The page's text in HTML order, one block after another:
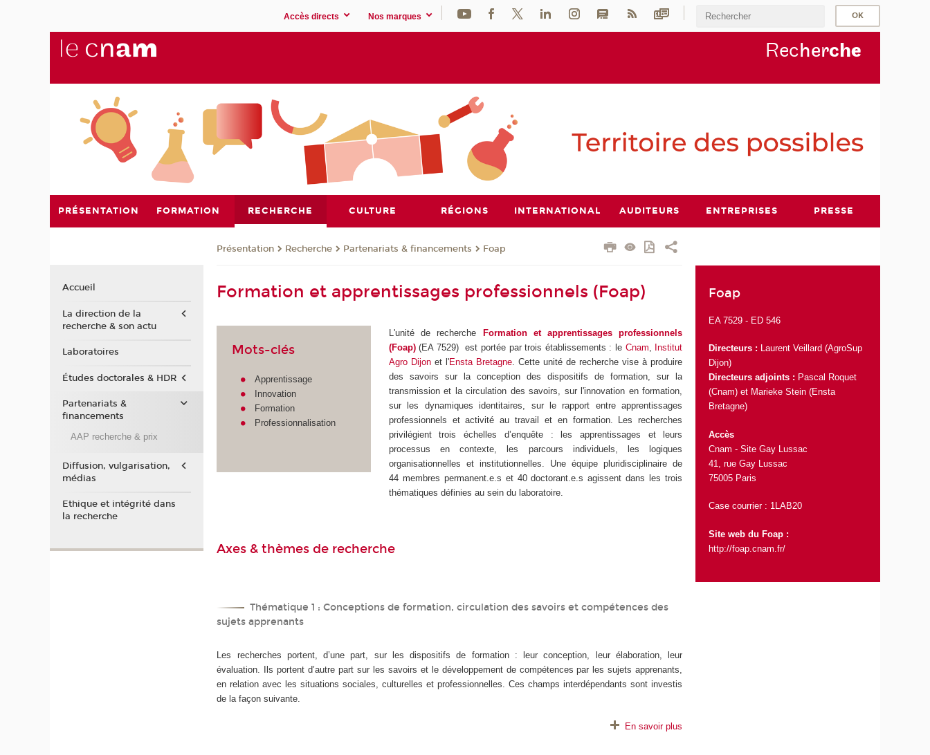
Accès directs Nos marques
Recherche
PRÉSENTATION FORMATION RECHERCHE CULTURE RÉGIONS INTERNATIONAL AUDITEURS ENTREPRISES PRESSE
Présentation Recherche Partenariats & financements Foap
Formation et apprentissages professionnels (Foap)
Mots-clés
Apprentissage
Innovation
Formation
Professionnalisation
L'unité de recherche Formation et apprentissages professionnels
(Foap)(EA 7529) est portée par trois établissements : le Cnam
Institut
Agro Dijonet l'Ensta Bretagne. Cette unité de recherche vise à produire
des savoirs sur la conception des dispositifs de formation, sur la
transmission et la circulation des savoirs, sur l'innovation en formation,
sur les dynamiques identitaires, sur le rapport entre apprentissages
professionnels et activité au travail et en formation. Les recherches
privilégient trois échelles d’enquête : les apprentissages et leurs
processus en contexte, les parcours individuels, les logiques
organisationnelles et institutionnelles. Une équipe pluridisciplinaire de
44 membres permanent.e.s et 40 doctorant.e.s agissent dans les trois
thématiques définies au sein du laboratoire.
Axes & thèmes de recherche
Thématique 1 : Conceptions de formation, circulation des savoirs et compétences des
sujets apprenants
Les recherches portent, d’une part, sur les dispositifs de formation : leur conception, leur élaboration, leur
évaluation. Ils portent d’autre part sur les savoirs et le développement de compétences par les sujets apprenants,
en relation avec les situations sociales, culturelles et professionnelles. Ces champs interdépendants sont investis
de la façon suivante.
En savoir plus
Foap
EA 7529 - ED 546
Directeurs : Laurent Veillard (AgroSup
Dijon)
Directeurs adjoints : Pascal Roquet
(Cnam) et Marieke Stein (Ensta
Bretagne)
Accès
Cnam - Site Gay Lussac
41, rue Gay Lussac
75005 Paris
Case courrier : 1LAB20
Site web du Foap :
http://foap.cnam.fr/
Accueil
La direction de la
recherche & son actu
Laboratoires
Études doctorales & HDR
Partenariats &
financements
AAP recherche & prix
Diffusion, vulgarisation,
médias
Ethique et intégrité dans
la recherche